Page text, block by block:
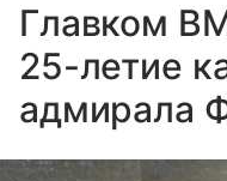
Главком
25-летие
адмирала